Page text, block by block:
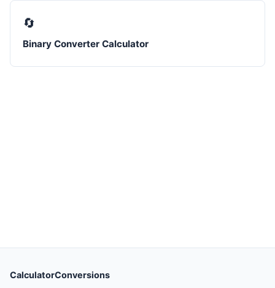
🔄
Binary Converter Calculator
CalculatorConversions